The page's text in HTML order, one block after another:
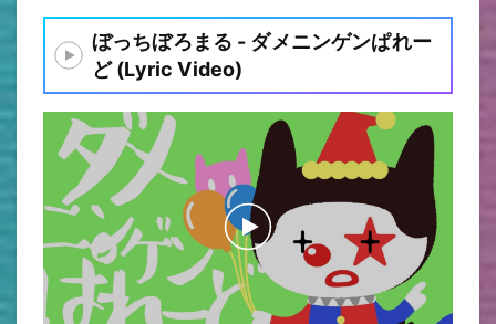
ぼっちぼろまる - ダメニンゲンぱれー
ど (Lyric Video)